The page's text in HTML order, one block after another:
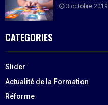
3 octobre 2019
CATEGORIES
Slider
Actualité de la Formation
Réforme